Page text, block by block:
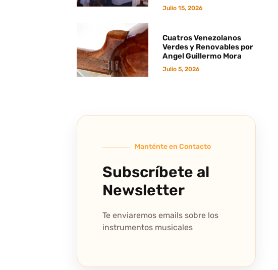
Julio 15, 2026
Cuatros Venezolanos
Verdes y Renovables por
Angel Guillermo Mora
Julio 5, 2026
Manténte en Contacto
Subscríbete al
Newsletter
Te enviaremos emails sobre los
instrumentos musicales